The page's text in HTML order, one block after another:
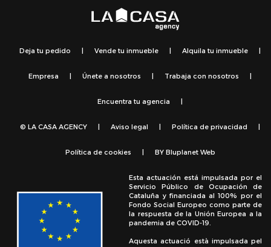
Deja tu pedido Vende tu inmueble Alquila tu inmueble
Empresa Únete a nosotros Trabaja con nosotros
Encuentra tu agencia
© LA CASA AGENCY Aviso legal Política de privacidad
Política de cookies BY Bluplanet Web
Esta actuación está impulsada por el
Servicio Público de Ocupación de
Cataluña y financiada al 100% por el
Fondo Social Europeo como parte de
la respuesta de la Unión Europea a la
pandemia de COVID-19.
Aquesta actuació està impulsada pel